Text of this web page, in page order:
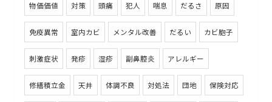
物価価値 対策 頭痛 犯人 喘息 だるさ 原因
免疫異常 室内カビ メンタル改善 だるい カビ胞子
刺激症状 発疹 湿疹 副鼻腔炎 アレルギー
修繕積立金 天井 体調不良 対処法 団地 保険対応